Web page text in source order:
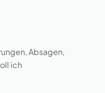
Absagen,
ich